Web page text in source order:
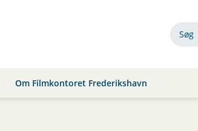
Om Filmkontoret Frederikshavn